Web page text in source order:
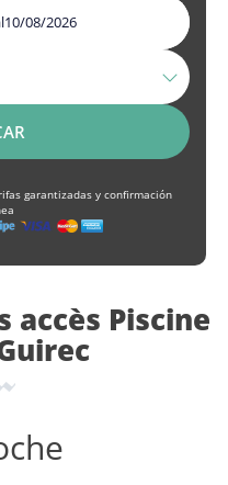
garantizadas y confirmación
accès Piscine